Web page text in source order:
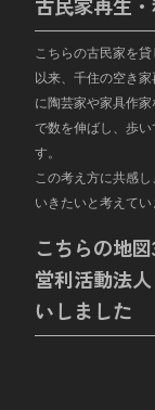
こちらの古民家を貸
以来、千住の空き
に陶芸家や家具作
で数を伸ばし、歩
す。
この考え方に共感
いきたいと考えてい
こちらの地
営利活動法
いしました